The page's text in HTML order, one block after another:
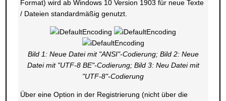
Format) wird ab Windows 10 Version 1903 für neue Texte
/ Dateien standardmäßig genutzt.
Bild 1: Neue Datei mit "ANSI"-Codierung; Bild 2: Neue
Datei mit "UTF-8 BE"-Codierung; Bild 3: Neu Datei mit
"UTF-8"-Codierung
Über eine Option in der Registrierung (nicht über die